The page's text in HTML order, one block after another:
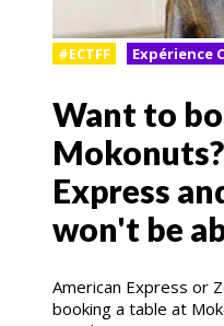
#ECTFF Expérience
Want to
Express
won't be
American Express or
booking a table at